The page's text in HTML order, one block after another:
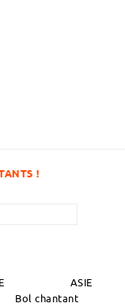
ASIE
Bol chantant